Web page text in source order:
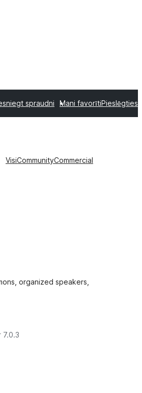
spraudni Mani favorītiPieslēgties
VisiCommunityCommercial
organized speakers,
7.0.3